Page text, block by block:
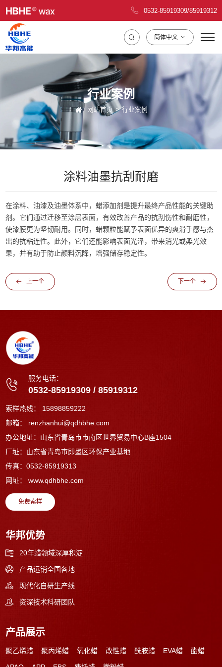
0532-85919309/85919312
简体中文
行业案例
网站首页 行业案例
涂料油墨抗刮耐磨
在涂料、油漆及油墨体系中，蜡添加剂是提升最终产品性能的关键助
剂。它们通过迁移至涂层表面，有效改善产品的抗刮伤性和耐磨性，
使漆膜更为坚韧耐用。同时，蜡颗粒能赋予表面优异的爽滑手感与杰
出的抗粘连性。此外，它们还能影响表面光泽，带来消光或柔光效
果，并有助于防止颜料沉降，增强储存稳定性。
上一个 下一个
服务电话：
0532-85919309/ 85919312
索样热线： 15898859222
邮箱： renzhanhui@qdhbhe.com
办公地址：山东省青岛市市南区世界贸易中心B座1504
厂址：山东省青岛市即墨区环保产业基地
传真：0532-85919313
网址： www.qdhbhe.com
免费索样
华邦优势
20年蜡领域深厚积淀
产品远销全国各地
现代化自研生产线
资深技术科研团队
产品展示
聚乙烯蜡 聚丙烯蜡 氧化蜡 改性蜡 酰胺蜡 EVA蜡 酯蜡